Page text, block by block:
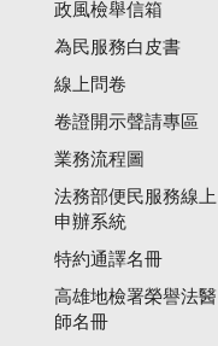
政風檢舉信箱
為民服務白皮書
線上問卷
卷證開示聲請專區
業務流程圖
法務部便民服務線上
申辦系統
特約通譯名冊
高雄地檢署榮譽法醫
師名冊